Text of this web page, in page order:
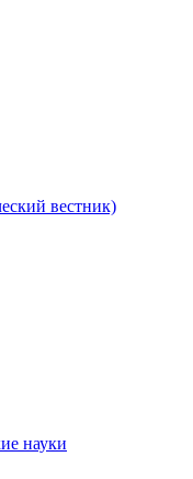
вестник)
науки